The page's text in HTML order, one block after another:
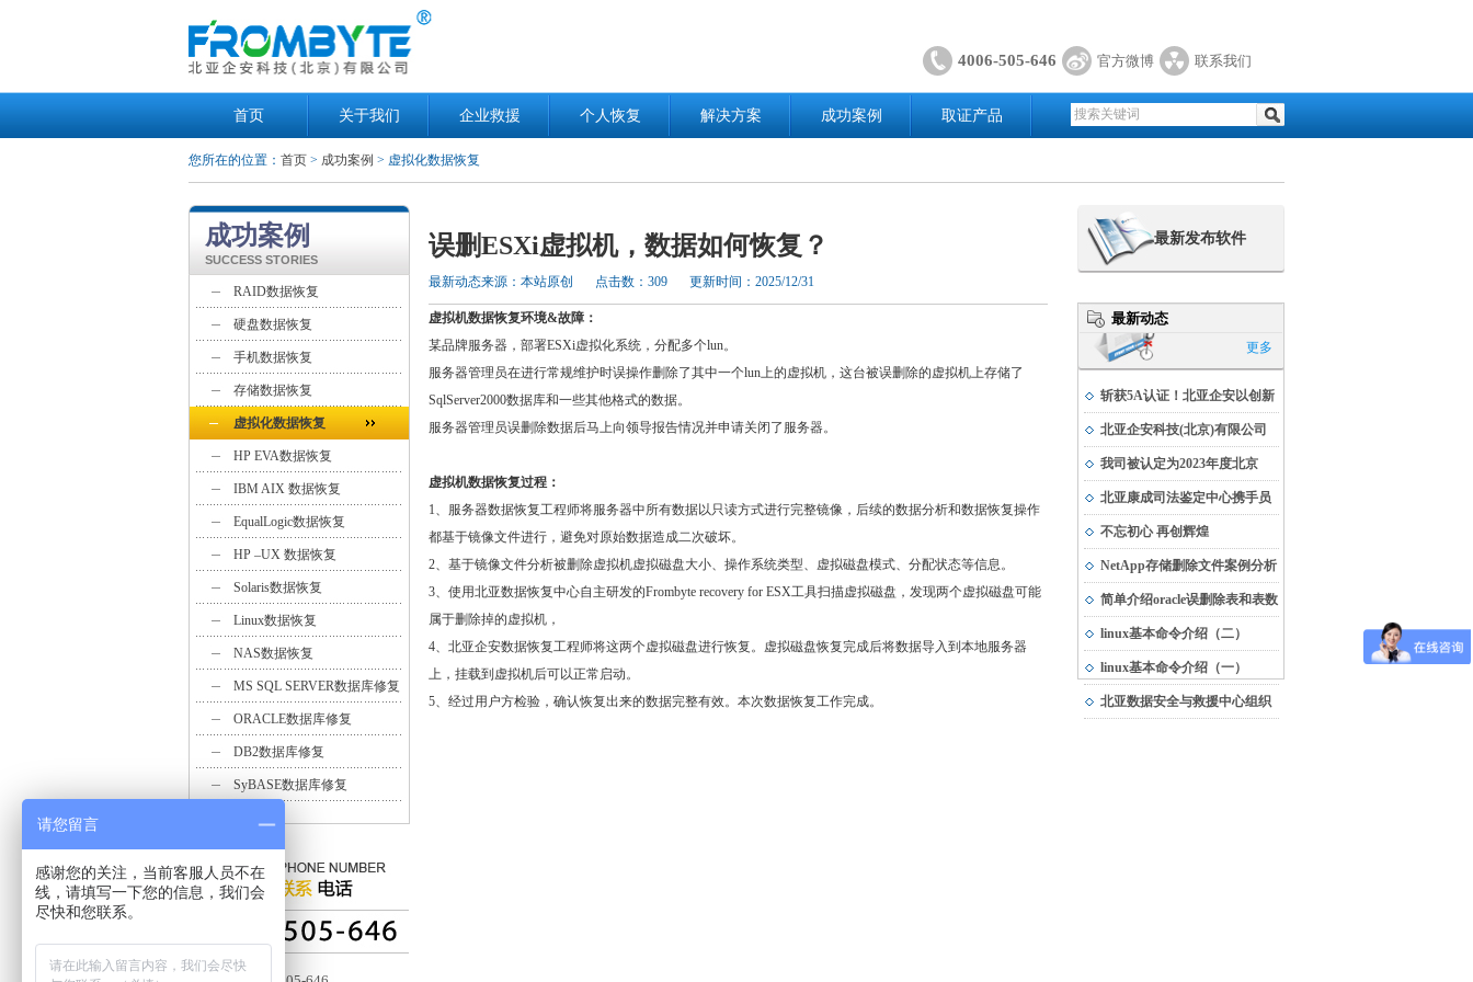
4006-505-646 官方微博 联系我们
首页 关于我们 企业救援 个人恢复 解决方案 成功案例 取证产品
您所在的位置： 首页 > 成功案例 > 虚拟化数据恢复
成功案例
SUCCESS STORIES
RAID数据恢复
硬盘数据恢复
手机数据恢复
存储数据恢复
虚拟化数据恢复
HP EVA数据恢复
IBM AIX 数据恢复
EqualLogic数据恢复
HP –UX 数据恢复
Solaris数据恢复
Linux数据恢复
NAS数据恢复
MS SQL SERVER数据库修复
ORACLE数据库修复
DB2数据库修复
SyBASE数据库修复
误删ESXi虚拟机，数据如何恢复？
最新动态来源：本站原创 点击数：309 更新时间：2025/12/31
虚拟机数据恢复环境&故障：
某品牌服务器，部署ESXi虚拟化系统，分配多个lun。
服务器管理员在进行常规维护时误操作删除了其中一个lun上的虚拟机，这台被误删除的虚拟机上存储了
SqlServer2000数据库和一些其他格式的数据。
服务器管理员误删除数据后马上向领导报告情况并申请关闭了服务器。
虚拟机数据恢复过程：
1、服务器数据恢复工程师将服务器中所有数据以只读方式进行完整镜像，后续的数据分析和数据恢复操作
都基于镜像文件进行，避免对原始数据造成二次破坏。
2、基于镜像文件分析被删除虚拟机虚拟磁盘大小、操作系统类型、虚拟磁盘模式、分配状态等信息。
3、使用北亚数据恢复中心自主研发的Frombyte recovery for ESX工具扫描虚拟磁盘，发现两个虚拟磁盘可能
属于删除掉的虚拟机，
4、北亚企安数据恢复工程师将这两个虚拟磁盘进行恢复。虚拟磁盘恢复完成后将数据导入到本地服务器
上，挂载到虚拟机后可以正常启动。
5、经过用户方检验，确认恢复出来的数据完整有效。本次数据恢复工作完成。
最新发布软件
最新动态
更多
斩获5A认证！北亚企安以创新
实力书写科技发展新篇
北亚企安科技(北京)有限公司
荣获公安部科学技术奖
我司被认定为2023年度北京
市“专精特新”中小企业
北亚康成司法鉴定中心携手员
工，与受灾地区共渡难关
不忘初心 再创辉煌
NetApp存储删除文件案例分析
简单介绍oracle误删除表和表数
据的恢复方法
linux基本命令介绍（二）
linux基本命令介绍（一）
北亚数据安全与救援中心组织
请您留言
感谢您的关注，当前客服人员不在
线，请填写一下您的信息，我们会
尽快和您联系。